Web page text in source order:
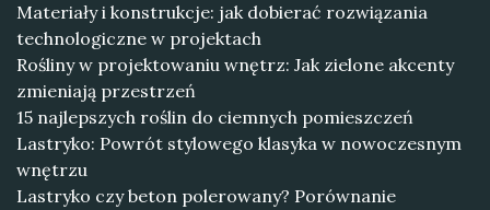
Materiały i konstrukcje: jak dobierać rozwiązania
technologiczne w projektach
Rośliny w projektowaniu wnętrz: Jak zielone akcenty
zmieniają przestrzeń
15 najlepszych roślin do ciemnych pomieszczeń
Lastryko: Powrót stylowego klasyka w nowoczesnym
wnętrzu
Lastryko czy beton polerowany? Porównanie